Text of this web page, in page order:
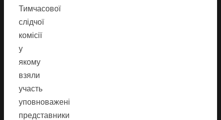
Тимчасової
слідчої
комісії
у
якому
взяли
участь
уповноважені
представники